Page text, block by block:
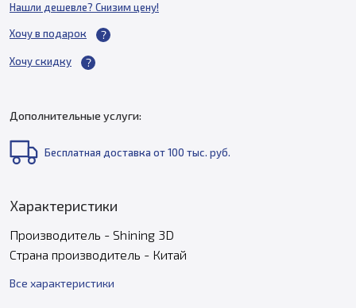
Нашли дешевле? Снизим цену!
Хочу в подарок
Хочу скидку
Дополнительные услуги:
Бесплатная доставка от 100 тыс. руб.
Характеристики
Производитель - Shining 3D
Страна производитель - Китай
Все характеристики